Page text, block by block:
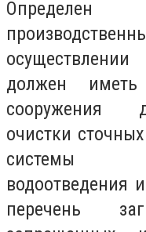
должен иметь
сооружения
очистки
системы
водоотведения
перечень